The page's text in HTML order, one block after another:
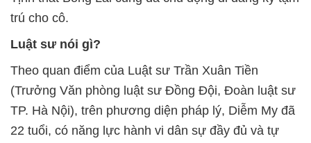
trú cho cô.
Luật sư nói gì?
Theo quan điểm của Luật sư Trần Xuân Tiền
(Trưởng Văn phòng luật sư Đồng Đội, Đoàn luật sư
TP. Hà Nội), trên phương diện pháp lý, Diễm My đã
22 tuổi, có năng lực hành vi dân sự đầy đủ và tự